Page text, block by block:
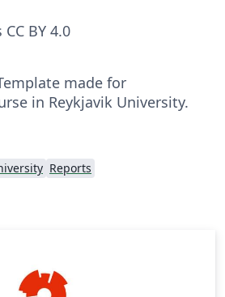
BY 4.0
made for
in Reykjavik University.
Reports